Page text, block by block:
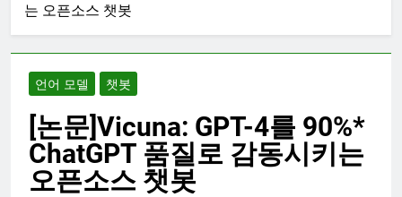
는 오픈소스 챗봇
언어 모델 챗봇
[논문]Vicuna: GPT-4를 90%*
ChatGPT 품질로 감동시키는
오픈소스 챗봇